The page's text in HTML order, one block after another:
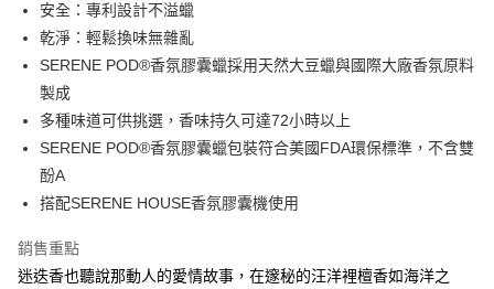
大哥付你分期
相關說明
【大哥付你分期使用說明】
1.本服務由台灣大哥大提供，台灣大哥大用戶可立即使用無須另外申請。
2.付款方式選擇「大哥付你分期」，訂單成立後會自動跳轉到大哥付的交易
流程，驗證手機門號後，選擇欲分期的期數、繳款截止日，確認付款後即完
成交易。
3.實際核准額度、可分期數及費用金額請依後續交易確認頁面所載為準。
消。如遇「轉專審核」未通過狀況，表示未達大哥付你分期系統評分，恕無
【繳款方式說明】
1.分期款項不併入電信帳單，「大哥付你分期」於每月結算日後寄送繳費提
AFTEE先享後付
相關說明
【關於「AFTEE先享後付」】
AFTEE先享後付是「在收到商品之後才付款」的支付方式。 讓您購物簡單
便利好安心！
１．簡單：不需註冊會員、不需綁卡、不需儲值。
３．安心：先確認商品／服務後，再付款。
【「AFTEE先享後付」結帳流程】
ATM付款
運送方式
付款後全家取貨
每筆NT$70，滿NT$899(含以上)免運費
安全：專利設計不溢蠟
乾淨：輕鬆換味無雜亂
SERENE POD®香氛膠囊蠟採用天然大豆蠟與國際大廠香氛原料
製成
多種味道可供挑選，香味持久可達72小時以上
SERENE POD®香氛膠囊蠟包裝符合美國FDA環保標準，不含雙
酚A
搭配SERENE HOUSE香氛膠囊機使用
銷售重點
迷迭香也聽說那動人的愛情故事，在邃秘的汪洋裡檀香如海洋之